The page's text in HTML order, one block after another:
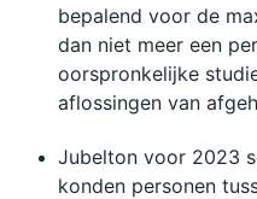
bepalend voor de
dan niet meer een
oorspronkelijke
aflossingen van
Jubelton voor 2023
konden personen